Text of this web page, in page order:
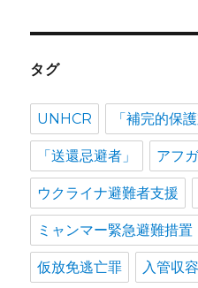
タグ
UNHCR 「補完的保
「送還忌避者」 アフ
ウクライナ避難者支援
ミャンマー緊急避難措置
仮放免逃亡罪 入管収